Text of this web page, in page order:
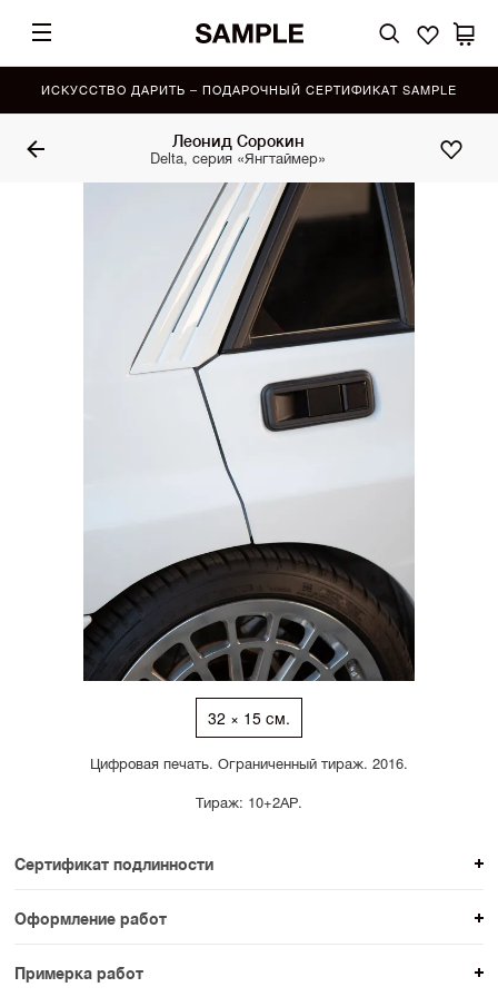
ИСКУССТВО ДАРИТЬ – ПОДАРОЧНЫЙ СЕРТИФИКАТ SAMPLE
Леонид Сорокин
Delta, серия «Янгтаймер»
32 × 15 см.
Цифровая печать. Ограниченный тираж. 2016.
Тираж: 10+2АР.
Сертификат подлинности
К каждому авторскому произведению мы
прикладываем сертификат подлинности. Для товаров
раздела SAMPLE СЕРИЯ сертификаты не
Оформление работ
При покупке произведения вы можете выбрать и
оплатить вариант оформления. На сайте доступен
Примерка работ